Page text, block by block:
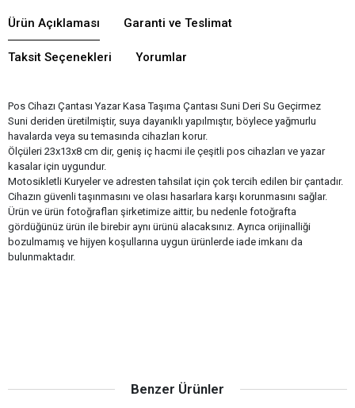
Ürün Açıklaması Garanti ve Teslimat
Taksit Seçenekleri Yorumlar
Pos Cihazı Çantası Yazar Kasa Taşıma Çantası Suni Deri Su Geçirmez
Suni deriden üretilmiştir, suya dayanıklı yapılmıştır, böylece yağmurlu
havalarda veya su temasında cihazları korur.
Ölçüleri 23x13x8 cm dir, geniş iç hacmi ile çeşitli pos cihazları ve yazar
kasalar için uygundur.
Motosikletli Kuryeler ve adresten tahsilat için çok tercih edilen bir çantadır.
Cihazın güvenli taşınmasını ve olası hasarlara karşı korunmasını sağlar.
Ürün ve ürün fotoğrafları şirketimize aittir, bu nedenle fotoğrafta
gördüğünüz ürün ile birebir aynı ürünü alacaksınız. Ayrıca orijinalliği
bozulmamış ve hijyen koşullarına uygun ürünlerde iade imkanı da
bulunmaktadır.
Benzer Ürünler